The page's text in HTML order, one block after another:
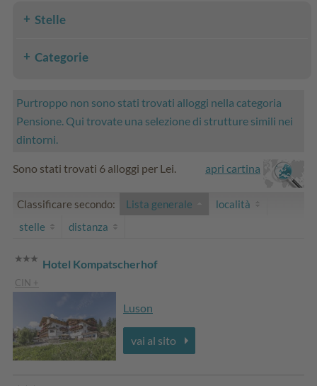
Stelle
Categorie
Purtroppo non sono stati trovati alloggi nella categoria
Pensione. Qui trovate una selezione di strutture simili nei
dintorni.
apri cartina
Sono stati trovati 6 alloggi per Lei.
Classificare secondo: Lista generale
località
stelle
distanza
Hotel Kompatscherhof
CIN +
Luson
vai al sito